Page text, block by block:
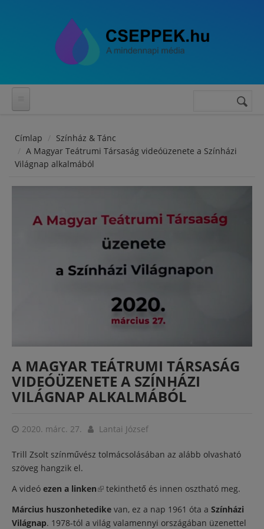
Keresés
Címlap
Színház & Tánc
A Magyar Teátrumi Társaság videóüzenete a Színházi
Világnap alkalmából
A MAGYAR TEÁTRUMI TÁRSASÁG
VIDEÓÜZENETE A SZÍNHÁZI
VILÁGNAP ALKALMÁBÓL
2020. márc. 27. Lantai József
Trill Zsolt színművész tolmácsolásában az alább olvasható
szöveg hangzik el.
A videó ezen a linken(külső hivatkozás)
tekinthető és innen osztható meg.
Március huszonhetedike van, ez a nap 1961 óta a Színházi
Világnap. 1978-tól a világ valamennyi országában üzenettel